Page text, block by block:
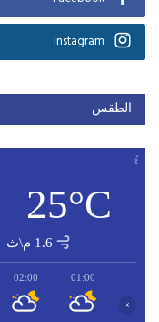
Instagram
الطقس
25°C
1.6 م\ث
01:00
02:00
›